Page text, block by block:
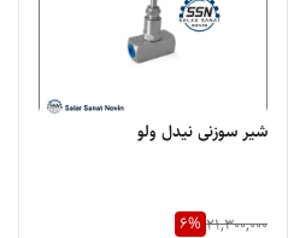
شیر سوزنی نیدل ولو
21,300,000
6%